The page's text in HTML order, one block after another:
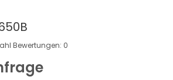
Bewertungen: 0